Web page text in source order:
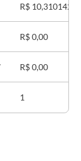
R$ 10,310142
R$ 0,00
R$ 0,00
1